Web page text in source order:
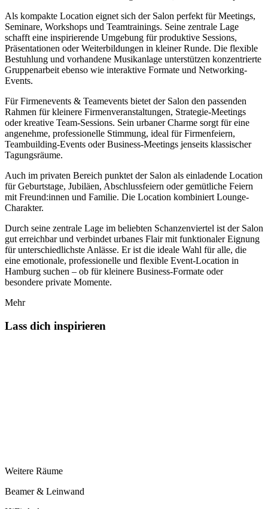
Als kompakte Location eignet sich der Salon perfekt für Meetings,
Seminare, Workshops und Teamtrainings. Seine zentrale Lage
schafft eine inspirierende Umgebung für produktive Sessions,
Präsentationen oder Weiterbildungen in kleiner Runde. Die flexible
Bestuhlung und vorhandene Musikanlage unterstützen konzentrierte
Gruppenarbeit ebenso wie interaktive Formate und Networking-
Events.
Für Firmenevents & Teamevents bietet der Salon den passenden
Rahmen für kleinere Firmenveranstaltungen, Strategie-Meetings
oder kreative Team-Sessions. Sein urbaner Charme sorgt für eine
angenehme, professionelle Stimmung, ideal für Firmenfeiern,
Teambuilding-Events oder Business-Meetings jenseits klassischer
Tagungsräume.
Auch im privaten Bereich punktet der Salon als einladende Location
für Geburtstage, Jubiläen, Abschlussfeiern oder gemütliche Feiern
mit Freund:innen und Familie. Die Location kombiniert Lounge-
Charakter.
Durch seine zentrale Lage im beliebten Schanzenviertel ist der Salon
gut erreichbar und verbindet urbanes Flair mit funktionaler Eignung
für unterschiedlichste Anlässe. Er ist die ideale Wahl für alle, die
eine emotionale, professionelle und flexible Event-Location in
Hamburg suchen – ob für kleinere Business-Formate oder
besondere private Momente.
Mehr
Lass dich inspirieren
Weitere Räume
Beamer & Leinwand